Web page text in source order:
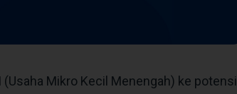
Mikro Kecil Menengah) ke potensi